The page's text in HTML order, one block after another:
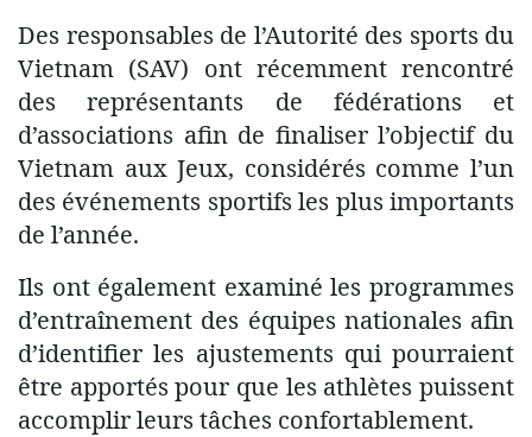
Des responsables de l’Autorité des sports du
Vietnam (SAV) ont récemment rencontré
des représentants de fédérations et
d’associations afin de finaliser l’objectif du
Vietnam aux Jeux, considérés comme l’un
des événements sportifs les plus importants
de l’année.
Ils ont également examiné les programmes
d’entraînement des équipes nationales afin
d’identifier les ajustements qui pourraient
être apportés pour que les athlètes puissent
accomplir leurs tâches confortablement.